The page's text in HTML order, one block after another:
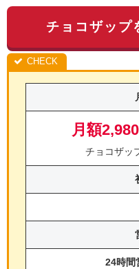
チョコザップ
月額
チョコザッ
24時間